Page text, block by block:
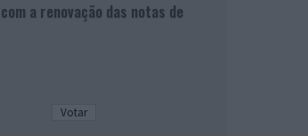
a renovação das notas de